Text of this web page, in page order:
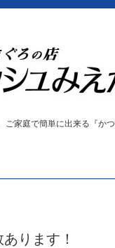
家庭で簡単に出来る『か
ります！